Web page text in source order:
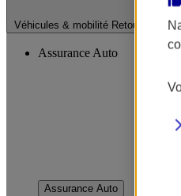
Véhicules & mobilité Retour à la
Assurance Auto
Assurance Auto